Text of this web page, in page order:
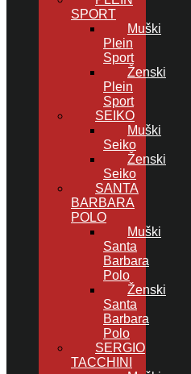
SPORT
Muški
Plein
Sport
Ženski
Plein
Sport
SEIKO
Muški
Seiko
Ženski
Seiko
SANTA
BARBARA
POLO
Muški
Santa
Barbara
Polo
Ženski
Santa
Barbara
Polo
SERGIO
TACCHINI